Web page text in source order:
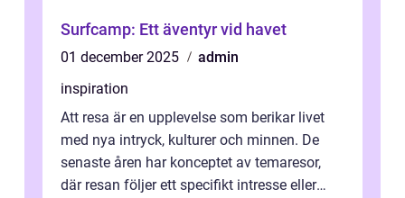
Surfcamp: Ett äventyr vid havet
01 december 2025
admin
inspiration
Att resa är en upplevelse som berikar livet
med nya intryck, kulturer och minnen. De
senaste åren har konceptet av temaresor,
där resan följer ett specifikt intresse eller